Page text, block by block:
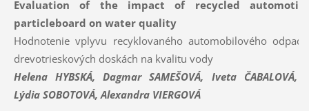
Evaluation of the impact of recycled
particleboard on water quality
Hodnotenie vplyvu recyklovaného automobilového
drevotrieskových doskách na kvalitu vody
Helena HYBSKÁ, Dagmar SAMEŠOVÁ, Iveta ČABALOVÁ,
Lýdia SOBOTOVÁ, Alexandra VIERGOVÁ